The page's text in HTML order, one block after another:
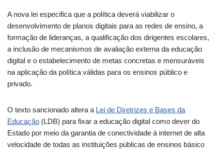
A nova lei especifica que a política deverá viabilizar o
desenvolvimento de planos digitais para as redes de ensino, a
formação de lideranças, a qualificação dos dirigentes escolares,
a inclusão de mecanismos de avaliação externa da educação
digital e o estabelecimento de metas concretas e mensuráveis
na aplicação da política válidas para os ensinos público e
privado.
O texto sancionado altera a Lei de Diretrizes e Bases da
Educação (LDB) para fixar a educação digital como dever do
Estado por meio da garantia de conectividade à internet de alta
velocidade de todas as instituições públicas de ensinos básico